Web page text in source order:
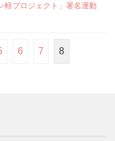
軽プロジェクト」署名運動
6 7 8